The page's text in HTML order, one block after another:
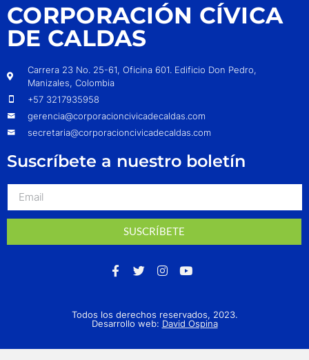
CORPORACIÓN CÍVICA
DE CALDAS
Carrera 23 No. 25-61, Oficina 601. Edificio Don Pedro,
Manizales, Colombia
+57 3217935958
gerencia@corporacioncivicadecaldas.com
secretaria@corporacioncivicadecaldas.com
Suscríbete a nuestro boletín
SUSCRÍBETE
Todos los derechos reservados, 2023.
Desarrollo web: David Ospina